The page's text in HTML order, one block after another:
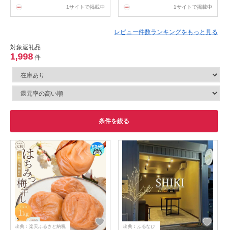
レンジ
1サイトで掲載中 1サイトで掲載中
レビュー件数ランキングをもっと見る
対象返礼品
1,998 件
条件を絞る
出典：楽天ふるさと納税 出典：ふるなび